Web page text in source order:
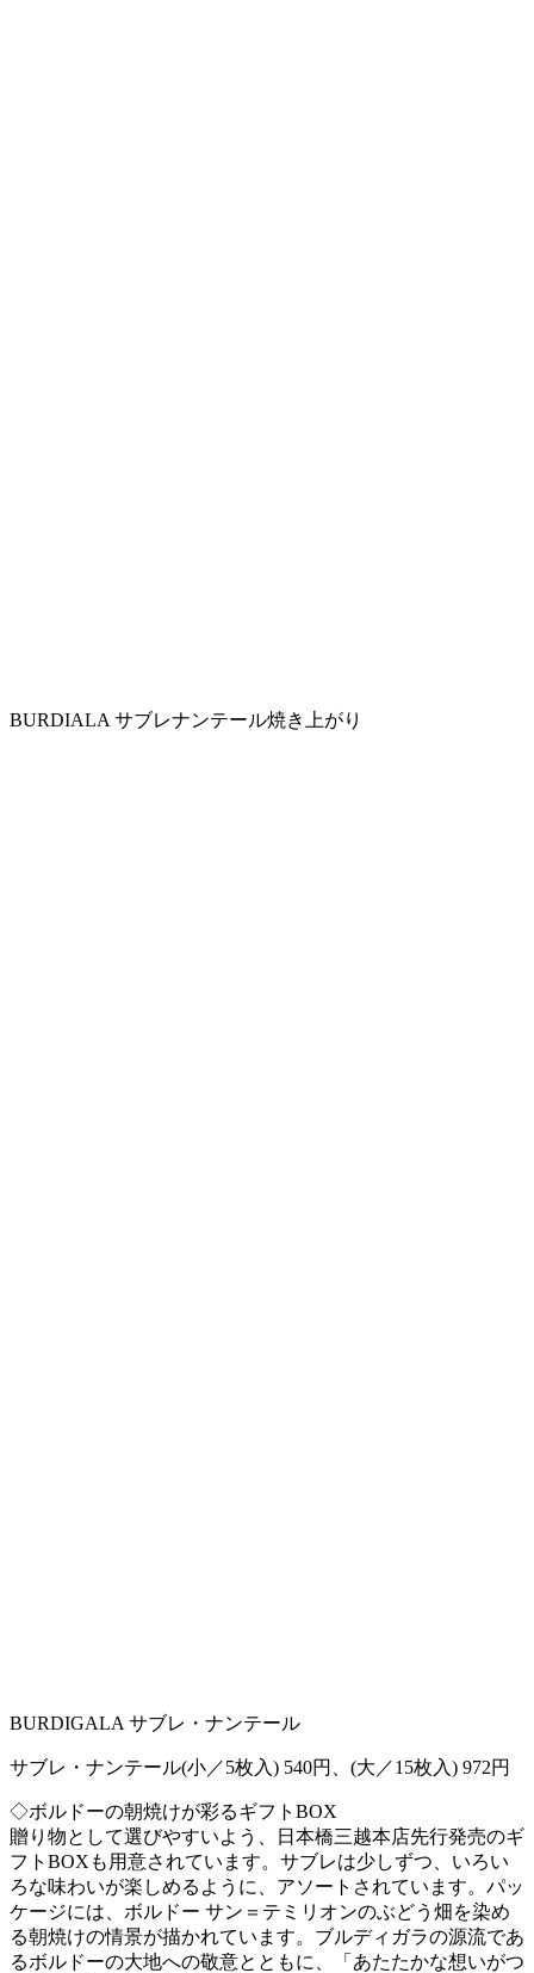
BURDIALA サブレナンテール焼き上がり
BURDIGALA サブレ・ナンテール
サブレ・ナンテール(小／5枚入) 540円、(大／15枚入) 972円
◇ボルドーの朝焼けが彩るギフトBOX
贈り物として選びやすいよう、日本橋三越本店先行発売のギ
フトBOXも用意されています。サブレは少しずつ、いろい
ろな味わいが楽しめるように、アソートされています。パッ
ケージには、ボルドー サン＝テミリオンのぶどう畑を染め
る朝焼けの情景が描かれています。ブルディガラの源流であ
るボルドーの大地への敬意とともに、「あたたかな想いがつ